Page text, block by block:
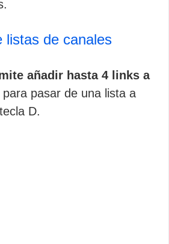
listas de canales
añadir hasta 4 links a
para pasar de una lista a
D.